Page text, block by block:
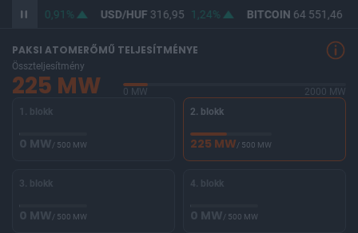
365,01 0,91% USD/HUF316,95 1,24% BITCOIN64 551,46
PAKSI ATOMERŐMŰ TELJESÍTMÉNYE
Összteljesítmény
225 MW 0 MW
2000 MW
1. blokk
0 MW/ 500 MW
2. blokk
225 MW/ 500 MW
3. blokk
0 MW/ 500 MW
4. blokk
0 MW/ 500 MW